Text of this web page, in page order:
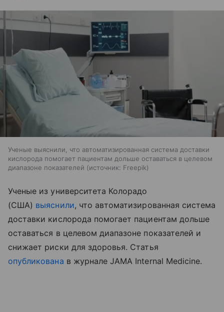
Ученые выяснили, что автоматизированная система доставки
кислорода помогает пациентам дольше оставаться в целевом
диапазоне показателей
источник: Freepik
Ученые из университета Колорадо
(США) выяснили, что автоматизированная система
доставки кислорода помогает пациентам дольше
оставаться в целевом диапазоне показателей и
снижает риски для здоровья. Статья
опубликована в журнале JAMA Internal Medicine.